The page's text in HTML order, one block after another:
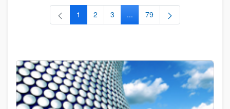
Página
1 Página
2 Página
3 ...Páginas intermedias Use TAB
Página
79